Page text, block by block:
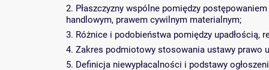
2. Płaszczyzny wspólne pomiędzy
handlowym, prawem cywilnym materialnym;
3. Różnice i podobieństwa pomiędzy upadłością,
4. Zakres podmiotowy stosowania ustawy prawo
5. Definicja niewypłacalności i podstawy